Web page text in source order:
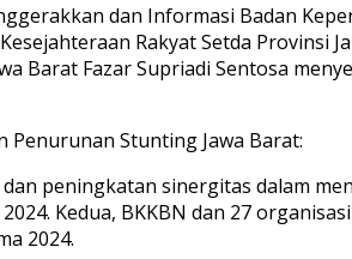
dan Informasi Badan
Rakyat Setda Provinsi
Barat Fazar Supriadi Sentosa
Penurunan Stunting Jawa Barat:
peningkatan sinergitas dalam
Kedua, BKKBN dan 27
2024.